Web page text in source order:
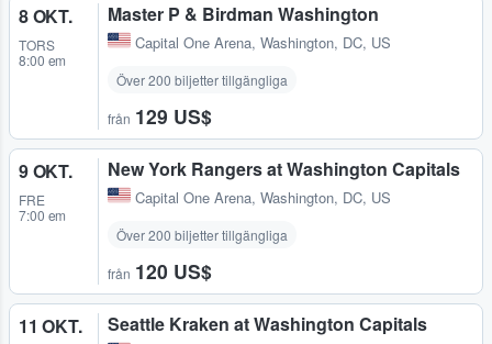
8 OKT.
TORS
8:00 em
Master P & Birdman Washington
Capital One Arena, Washington, DC, US
Över 200 biljetter tillgängliga
från 129 US$
9 OKT.
FRE
7:00 em
New York Rangers at Washington Capitals
Capital One Arena, Washington, DC, US
Över 200 biljetter tillgängliga
från 120 US$
11 OKT. Seattle Kraken at Washington Capitals